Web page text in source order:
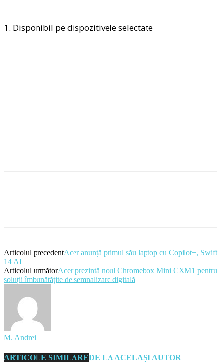
1. Disponibil pe dispozitivele selectate
Articolul precedentAcer anunță primul său laptop cu Copilot+, Swift
14 AI
Articolul următorAcer prezintă noul Chromebox Mini CXM1 pentru
soluții îmbunătățite de semnalizare digitală
M. Andrei
ARTICOLE SIMILAREDE LA ACELAȘI AUTOR